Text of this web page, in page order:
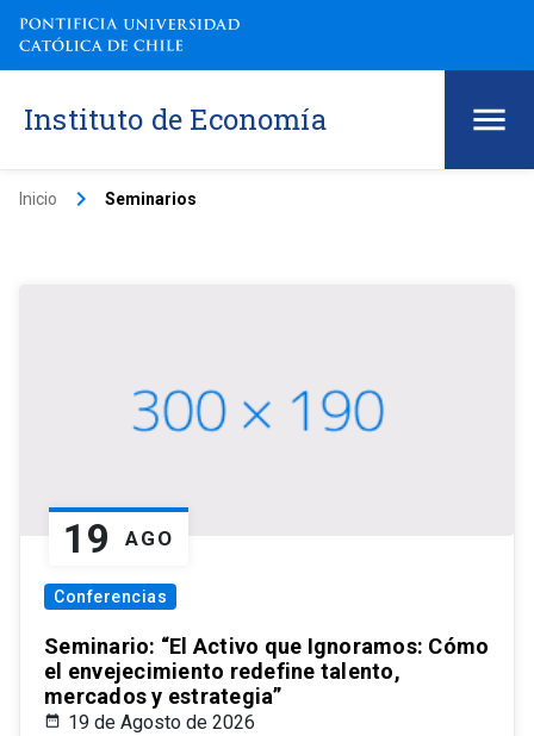
Instituto de Economía
Inicio keyboard_arrow_right Seminarios
19 AGO
Conferencias
Seminario: “El Activo que Ignoramos: Cómo
el envejecimiento redefine talento,
mercados y estrategia”
19 de Agosto de 2026